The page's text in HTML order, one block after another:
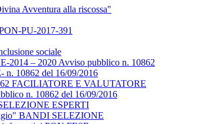
Avventura alla riscossa"
PU-2017-391
sociale
2014 – 2020 Avviso pubblico n. 10862
10862 del 16/09/2016
FACILIATORE E VALUTATORE
n. 10862 del 16/09/2016
ESPERTI
BANDI SELEZIONE